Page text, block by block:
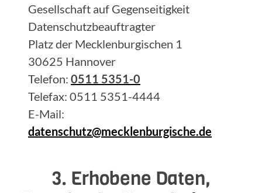
Gesellschaft auf Gegenseitigkeit
Datenschutzbeauftragter
Platz der Mecklenburgischen 1
30625 Hannover
Telefon: 0511 5351-0
Telefax: 0511 5351-4444
E-Mail:
datenschutz@mecklenburgische.de
3. Erhobene Daten,